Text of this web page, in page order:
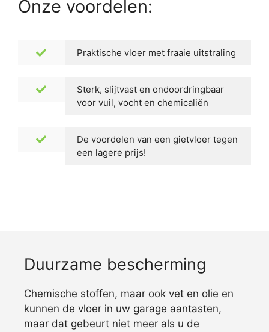
Onze voordelen:
Praktische vloer met fraaie uitstraling
Sterk, slijtvast en ondoordringbaar
voor vuil, vocht en chemicaliën
De voordelen van een gietvloer tegen
een lagere prijs!
Duurzame bescherming
Chemische stoffen, maar ook vet en olie en
kunnen de vloer in uw garage aantasten,
maar dat gebeurt niet meer als u de